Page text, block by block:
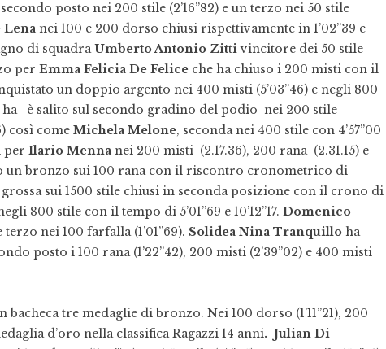
posto nei 200 stile (2’16”82) e un terzo nei 50 stile
Lena nei 100 e 200 dorso chiusi rispettivamente in 1’02”39 e
di squadraUmberto Antonio Zittivincitore dei 50 stile
per Emma Felicia De Felice che ha chiuso i 200 misti con il
un doppio argento nei 400 misti (5’03”46) e negli 800
ha è salito sul secondo gradino del podio nei 200 stile
così come Michela Melone, seconda nei 400 stile con 4’57”00
per Ilario Menna nei 200 misti (2.17.36), 200 rana (2.31.15) e
un bronzo sui 100 rana con il riscontro cronometrico di
sui 1500 stile chiusi in seconda posizione con il crono di
800 stile con il tempo di 5’01”69 e 10’12”17. Domenico
nei 100 farfalla (1’01”69). Solidea Nina Tranquillo ha
posto i 100 rana (1’22”42), 200 misti (2’39”02) e 400 misti
bacheca tre medaglie di bronzo. Nei 100 dorso (1’11”21), 200
d’oro nella classifica Ragazzi 14 anni. Julian Di